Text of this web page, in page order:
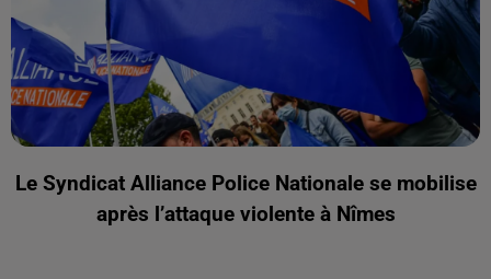
Le Syndicat Alliance Police Nationale se mobilise
après l’attaque violente à Nîmes